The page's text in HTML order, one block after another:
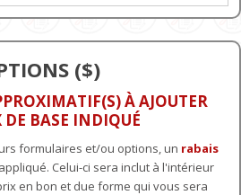
($)
À AJOUTER
DE BASE INDIQUÉ
formulaires et/ou options, un rabais
Celui-ci sera inclut à l'intérieur
en bon et due forme qui vous sera